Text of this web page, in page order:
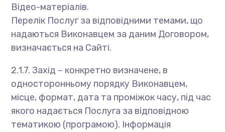
Відео-матеріалів.
Перелік Послуг за відповідними темами, що
надаються Виконавцем за даним Договором,
визначається на Сайті.
2.1.7. Захід – конкретно визначене, в
односторонньому порядку Виконавцем,
місце, формат, дата та проміжок часу, під час
якого надається Послуга за відповідною
тематикою (програмою). Інформація